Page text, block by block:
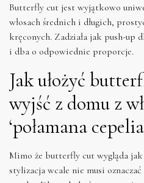
Butterfly cut jest wyjątkowo
włosach średnich i długich,
kręconych. Zadziała jak push-up
i dba o odpowiednie proporcje.
Jak ułożyć
wyjść z domu z
‘połamana
Mimo że butterfly cut wygląda
stylizacja wcale nie musi